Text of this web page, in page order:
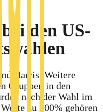
den US-
Harris. Weitere
Gruppen in den
nach der Wahl im
zu 100% gehören